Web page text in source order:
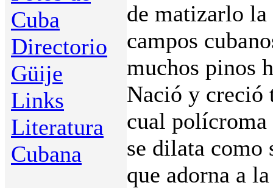
Cuba
Directorio
Güije
Links
Literatura
Cubana
de matizarlo la
campos
muchos pinos
Nació y creció
cual polícroma
se dilata como
que adorna a